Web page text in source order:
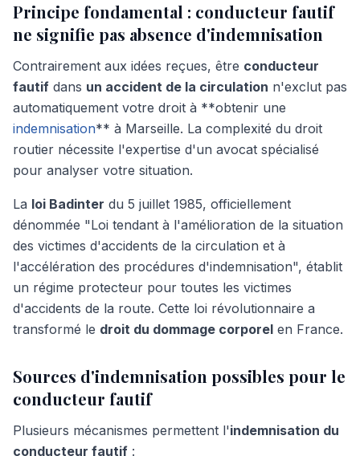
Principe fondamental : conducteur fautif
ne signifie pas absence d'indemnisation
Contrairement aux idées reçues, être conducteur
fautif dans un accident de la circulation n'exclut pas
automatiquement votre droit à **obtenir une
indemnisation** à Marseille. La complexité du droit
routier nécessite l'expertise d'un avocat spécialisé
pour analyser votre situation.
La loi Badinter du 5 juillet 1985, officiellement
dénommée "Loi tendant à l'amélioration de la situation
des victimes d'accidents de la circulation et à
l'accélération des procédures d'indemnisation", établit
un régime protecteur pour toutes les victimes
d'accidents de la route. Cette loi révolutionnaire a
transformé le droit du dommage corporel en France.
Sources d'indemnisation possibles pour le
conducteur fautif
Plusieurs mécanismes permettent l'indemnisation du
conducteur fautif :